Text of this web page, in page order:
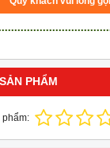
PHẨM
phẩm: